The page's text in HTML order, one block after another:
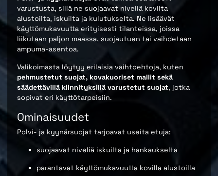
varustusta, sillä ne suojaavat niveliä kovilta
alustoilta, iskuilta ja kulutukselta. Ne lisäävät
käyttömukavuutta erityisesti tilanteissa, joissa
liikutaan paljon maassa, suojautuen tai vaihdetaan
ampuma-asentoa.
Valikoimasta löytyy erilaisia vaihtoehtoja, kuten
pehmustetut suojat, kovakuoriset mallit sekä
säädettävillä kiinnityksillä varustetut suojat, jotka
sopivat eri käyttötarpeisiin.
Ominaisuudet
Polvi- ja kyynärsuojat tarjoavat useita etuja:
suojaavat niveliä iskuilta ja hankaukselta
parantavat käyttömukavuutta kovilla alustoilla